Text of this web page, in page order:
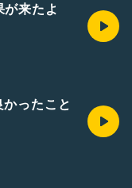
来たよ
ったこと